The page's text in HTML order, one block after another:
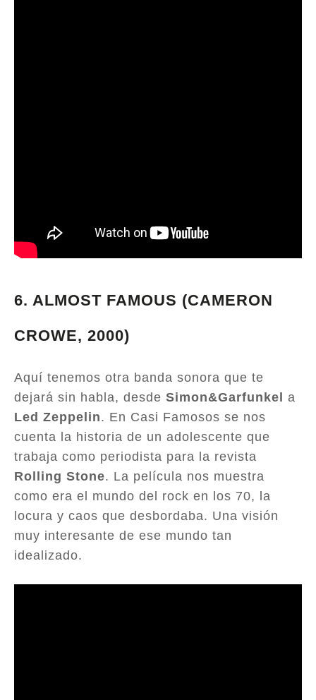
6. ALMOST FAMOUS (CAMERON
CROWE, 2000)
Aquí tenemos otra banda sonora que te
dejará sin habla, desde Simon&Garfunkel
a
Led Zeppelin. En Casi Famosos se nos
cuenta la historia de un adolescente que
trabaja como periodista para la revista
Rolling Stone. La película nos muestra
como era el mundo del rock en los 70, la
locura y caos que desbordaba. Una visión
muy interesante de ese mundo tan
idealizado.